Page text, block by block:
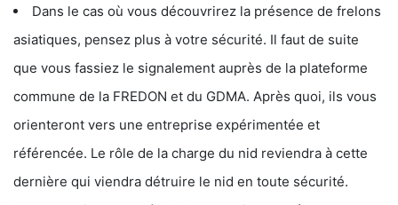
Dans le cas où vous découvrirez la présence de frelons
asiatiques, pensez plus à votre sécurité. Il faut de suite
que vous fassiez le signalement auprès de la plateforme
commune de la FREDON et du GDMA. Après quoi, ils vous
orienteront vers une entreprise expérimentée et
référencée. Le rôle de la charge du nid reviendra à cette
dernière qui viendra détruire le nid en toute sécurité.